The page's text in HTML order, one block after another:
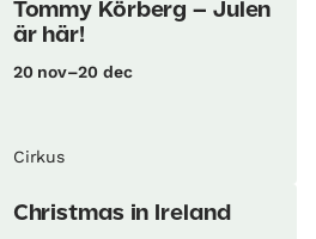
Tommy Körberg – Julen
är här!
20 nov–20 dec
Cirkus
Christmas in Ireland